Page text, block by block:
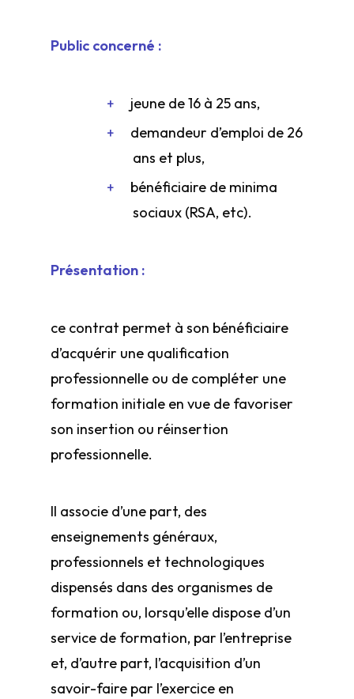
Public concerné :
jeune de 16 à 25 ans,
demandeur d’emploi de 26
ans et plus,
bénéficiaire de minima
sociaux (RSA, etc).
Présentation :
ce contrat permet à son bénéficiaire
d’acquérir une qualification
professionnelle ou de compléter une
formation initiale en vue de favoriser
son insertion ou réinsertion
professionnelle.
Il associe d’une part, des
enseignements généraux,
professionnels et technologiques
dispensés dans des organismes de
formation ou, lorsqu’elle dispose d’un
service de formation, par l’entreprise
et, d’autre part, l’acquisition d’un
savoir-faire par l’exercice en